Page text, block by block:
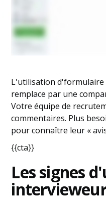
L'utilisation d'formulaire
remplace par une
Votre équipe de
commentaires. Plus
pour connaître leur «
{{cta}}
Les signes